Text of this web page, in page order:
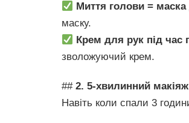
Миття голови =
маску.
Крем для рук під час
зволожуючий крем.
## 2. 5-хвилинний
Навіть коли спали 3